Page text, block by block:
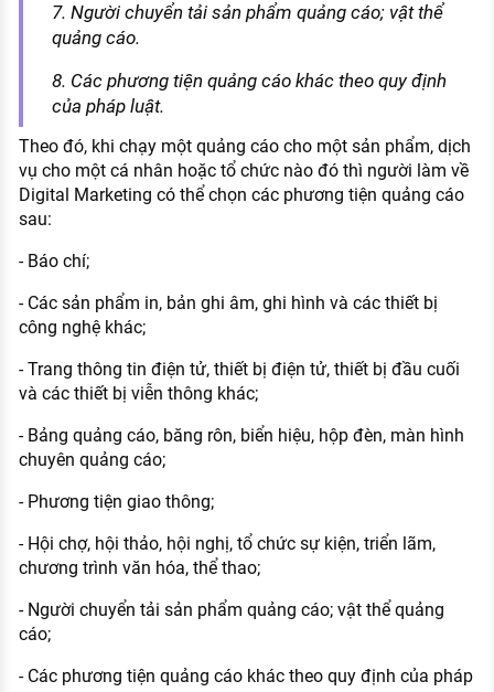
7. Người chuyển tải sản phẩm quảng cáo; vật thể
quảng cáo.
8. Các phương tiện quảng cáo khác theo quy định
của pháp luật.
Theo đó, khi chạy một quảng cáo cho một sản phẩm, dịch
vụ cho một cá nhân hoặc tổ chức nào đó thì người làm về
Digital Marketing có thể chọn các phương tiện quảng cáo
sau:
- Báo chí;
- Các sản phẩm in, bản ghi âm, ghi hình và các thiết bị
công nghệ khác;
- Trang thông tin điện tử, thiết bị điện tử, thiết bị đầu cuối
và các thiết bị viễn thông khác;
- Bảng quảng cáo, băng rôn, biển hiệu, hộp đèn, màn hình
chuyên quảng cáo;
- Phương tiện giao thông;
- Hội chợ, hội thảo, hội nghị, tổ chức sự kiện, triển lãm,
chương trình văn hóa, thể thao;
- Người chuyển tải sản phẩm quảng cáo; vật thể quảng
cáo;
- Các phương tiện quảng cáo khác theo quy định của pháp